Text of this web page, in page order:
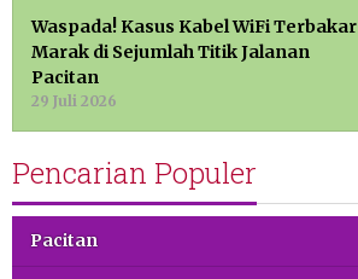
Waspada! Kasus Kabel WiFi Terbakar
Marak di Sejumlah Titik Jalanan
Pacitan
29 Juli 2026
Pencarian Populer
Pacitan